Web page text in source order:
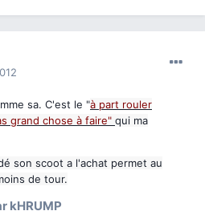
sa. C'est le "à part rouler
grand chose à faire" qui ma
son scoot a l'achat permet au
de tour.
kHRUMP